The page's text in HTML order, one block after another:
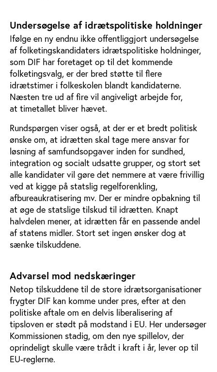
Undersøgelse af idrætspolitiske holdninger
Ifølge en ny endnu ikke offentliggjort undersøgelse
af folketingskandidaters idrætspolitiske holdninger,
som DIF har foretaget op til det kommende
folketingsvalg, er der bred støtte til flere
idrætstimer i folkeskolen blandt kandidaterne.
Næsten tre ud af fire vil angiveligt arbejde for,
at timetallet bliver hævet.
Rundspørgen viser også, at der er et bredt politisk
ønske om, at idrætten skal tage mere ansvar for
løsning af samfundsopgaver inden for sundhed,
integration og socialt udsatte grupper, og stort set
alle kandidater vil gøre det nemmere at være frivillig
ved at kigge på statslig regelforenkling,
afbureaukratisering mv. Der er mindre opbakning til
at øge de statslige tilskud til idrætten. Knapt
halvdelen mener, at idrætten får en passende andel
af statens midler. Stort set ingen ønsker dog at
sænke tilskuddene.
Advarsel mod nedskæringer
Netop tilskuddene til de store idrætsorganisationer
frygter DIF kan komme under pres, efter at den
politiske aftale om en delvis liberalisering af
tipsloven er stødt på modstand i EU. Her undersøger
Kommissionen stadig, om den nye spillelov, der
oprindeligt skulle være trådt i kraft i år, lever op til
EU-reglerne.